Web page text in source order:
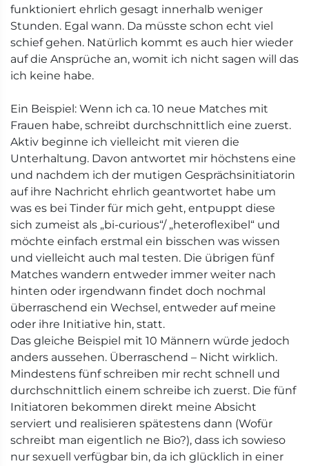
funktioniert ehrlich gesagt innerhalb weniger
Stunden. Egal wann. Da müsste schon echt viel
schief gehen. Natürlich kommt es auch hier wieder
auf die Ansprüche an, womit ich nicht sagen will das
ich keine habe.
Ein Beispiel: Wenn ich ca. 10 neue Matches mit
Frauen habe, schreibt durchschnittlich eine zuerst.
Aktiv beginne ich vielleicht mit vieren die
Unterhaltung. Davon antwortet mir höchstens eine
und nachdem ich der mutigen Gesprächsinitiatorin
auf ihre Nachricht ehrlich geantwortet habe um
was es bei Tinder für mich geht, entpuppt diese
sich zumeist als „bi-curious“/ „heteroflexibel“ und
möchte einfach erstmal ein bisschen was wissen
und vielleicht auch mal testen. Die übrigen fünf
Matches wandern entweder immer weiter nach
hinten oder irgendwann findet doch nochmal
überraschend ein Wechsel, entweder auf meine
oder ihre Initiative hin, statt.
Das gleiche Beispiel mit 10 Männern würde jedoch
anders aussehen. Überraschend – Nicht wirklich.
Mindestens fünf schreiben mir recht schnell und
durchschnittlich einem schreibe ich zuerst. Die fünf
Initiatoren bekommen direkt meine Absicht
serviert und realisieren spätestens dann (Wofür
schreibt man eigentlich ne Bio?), dass ich sowieso
nur sexuell verfügbar bin, da ich glücklich in einer